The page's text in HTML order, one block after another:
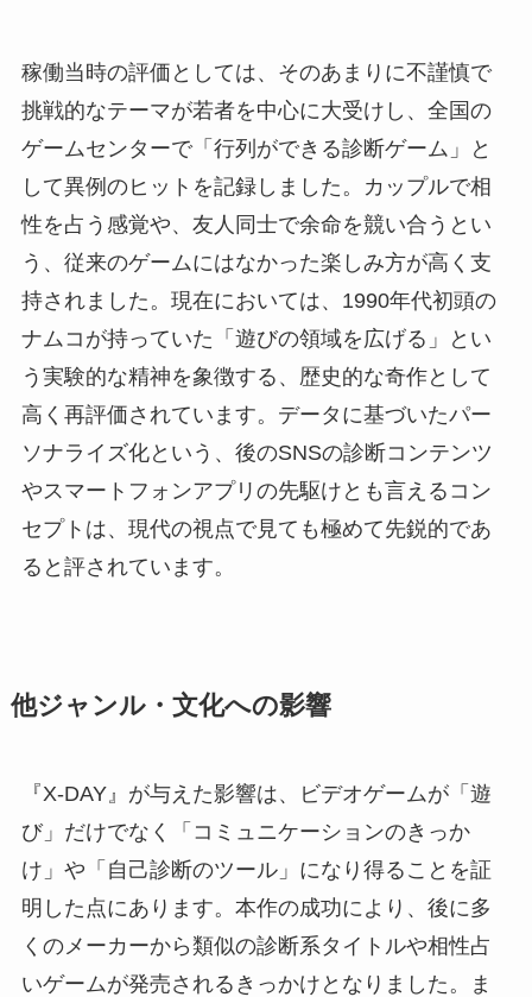
稼働当時の評価としては、そのあまりに不謹慎で
挑戦的なテーマが若者を中心に大受けし、全国の
ゲームセンターで「行列ができる診断ゲーム」と
して異例のヒットを記録しました。カップルで相
性を占う感覚や、友人同士で余命を競い合うとい
う、従来のゲームにはなかった楽しみ方が高く支
持されました。現在においては、1990年代初頭の
ナムコが持っていた「遊びの領域を広げる」とい
う実験的な精神を象徴する、歴史的な奇作として
高く再評価されています。データに基づいたパー
ソナライズ化という、後のSNSの診断コンテンツ
やスマートフォンアプリの先駆けとも言えるコン
セプトは、現代の視点で見ても極めて先鋭的であ
ると評されています。
他ジャンル・文化への影響
『X-DAY』が与えた影響は、ビデオゲームが「遊
び」だけでなく「コミュニケーションのきっか
け」や「自己診断のツール」になり得ることを証
明した点にあります。本作の成功により、後に多
くのメーカーから類似の診断系タイトルや相性占
いゲームが発売されるきっかけとなりました。ま